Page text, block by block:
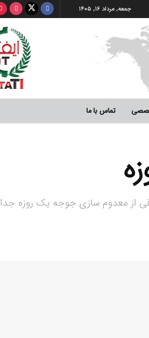
جمعه, مرداد ۱۶, ۱۴۰۵
تماس با ما
از معدوم سازی جوجه یک روزه جدا